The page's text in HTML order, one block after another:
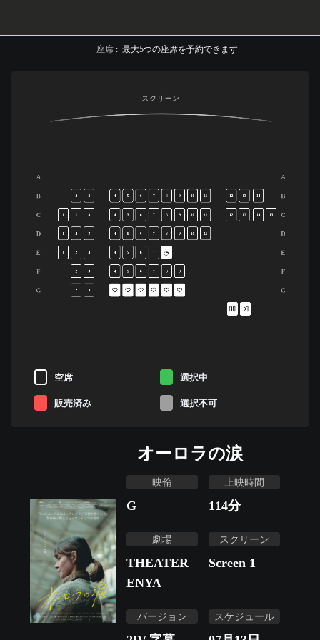
座席 : 最大5つの座席を予約できます
スクリーン
A
B
C
D
E
F
G
A
B
C
D
E
F
G
2 3 4 5 6 7 8 9 10 11 12 13 14
1 2 3 4 5 6 7 8 9 10 11 12 13 14 15
1 2 3 4 5 6 7 8 9 10 11
1 2 3 4 5 6 7
2 3 4 5 6 7 8 9
2 3
空席 選択中
販売済み 選択不可
オーロラの涙
映倫
G
上映時間
114分
劇場
THEATER
ENYA
スクリーン
Screen 1
バージョン スケジュール